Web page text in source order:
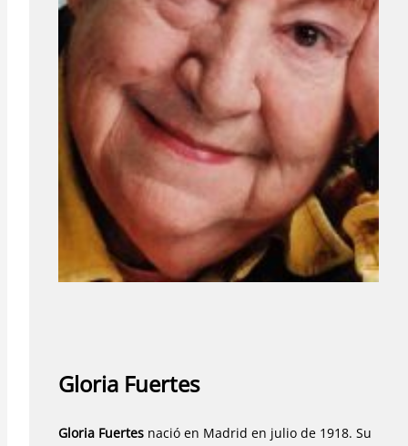
Gloria Fuertes
Gloria Fuertes nació en Madrid en julio de 1918. Su